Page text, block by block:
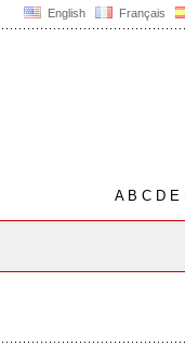
English Français
AB C D E